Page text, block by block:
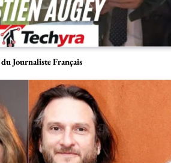
Journaliste Français